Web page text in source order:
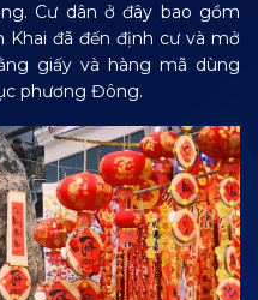
Cư dân ở đây bao gồm
Khai đã đến định cư và mở
giấy và hàng mã dùng
phương Đông.